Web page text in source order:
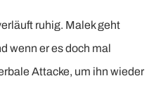
ruhig. Malek geht
wenn er es doch mal
Attacke, um ihn wieder